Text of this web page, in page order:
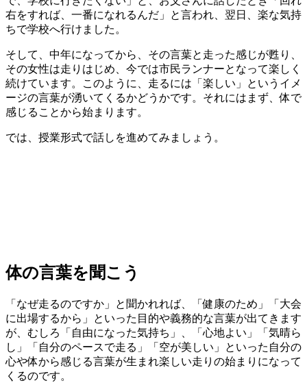
右をすれば、一番になれるんだ」と言われ、翌日、楽な気持
ちで学校へ行けました。
そして、中年になってから、その言葉と走った感じが甦り、
その女性は走りはじめ、今では市民ランナーとなって楽しく
続けています。このように、 走るには「楽しい」というイメ
ージの言葉が湧いてくるかどうかです。それにはまず、体で
感じることから始まります。
では、授業形式で話しを進めてみましょう。
体の言葉を聞こう
「なぜ走るのですか」
と聞かれれば、「健康のため」「大会
に出場するから」といった目的や義務的な言葉が出てきます
が、むしろ「 自由になった気持ち」、「心地よい」「気晴ら
し」「自分のペースで走る」「空が美しい」といった自分の
心や体から感じる言葉が生まれ楽しい走りの始まりになって
くるのです。